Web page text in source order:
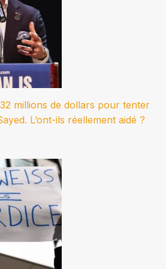
32 millions de dollars pour tenter
L’ont-ils réellement aidé ?